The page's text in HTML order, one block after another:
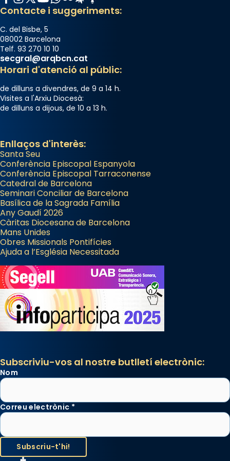
Photo
View on Facebook
Contacte i suggeriments:
C. del Bisbe, 5
08002 Barcelona
Telf. 93 270 10 10
secgral@arqbcn.cat
Horari d'atenció al públic:
de dilluns a divendres, de 9 a 14 h.
Visites a l'Arxiu Diocesà:
de dilluns a dijous, de 10 a 13 h.
Enllaços d'interès:
Santa Seu
Conferència Episcopal Espanyola
Conferència Episcopal Tarraconense
Catedral de Barcelona
Seminari Conciliar de Barcelona
Basílica de la Sagrada Família
Any Gaudí 2026
Càritas Diocesana de Barcelona
Mans Unides
Obres Missionals Pontifícies
Ajuda a l’Església Necessitada
Subscriviu-vos al nostre butlletí electrònic:
Nom
Correu electrònic *